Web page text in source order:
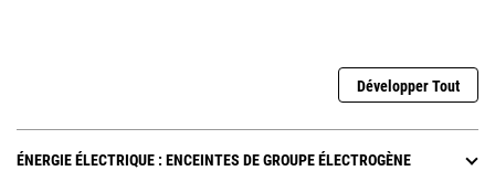
Développer Tout
ÉNERGIE ÉLECTRIQUE : ENCEINTES DE GROUPE ÉLECTROGÈNE